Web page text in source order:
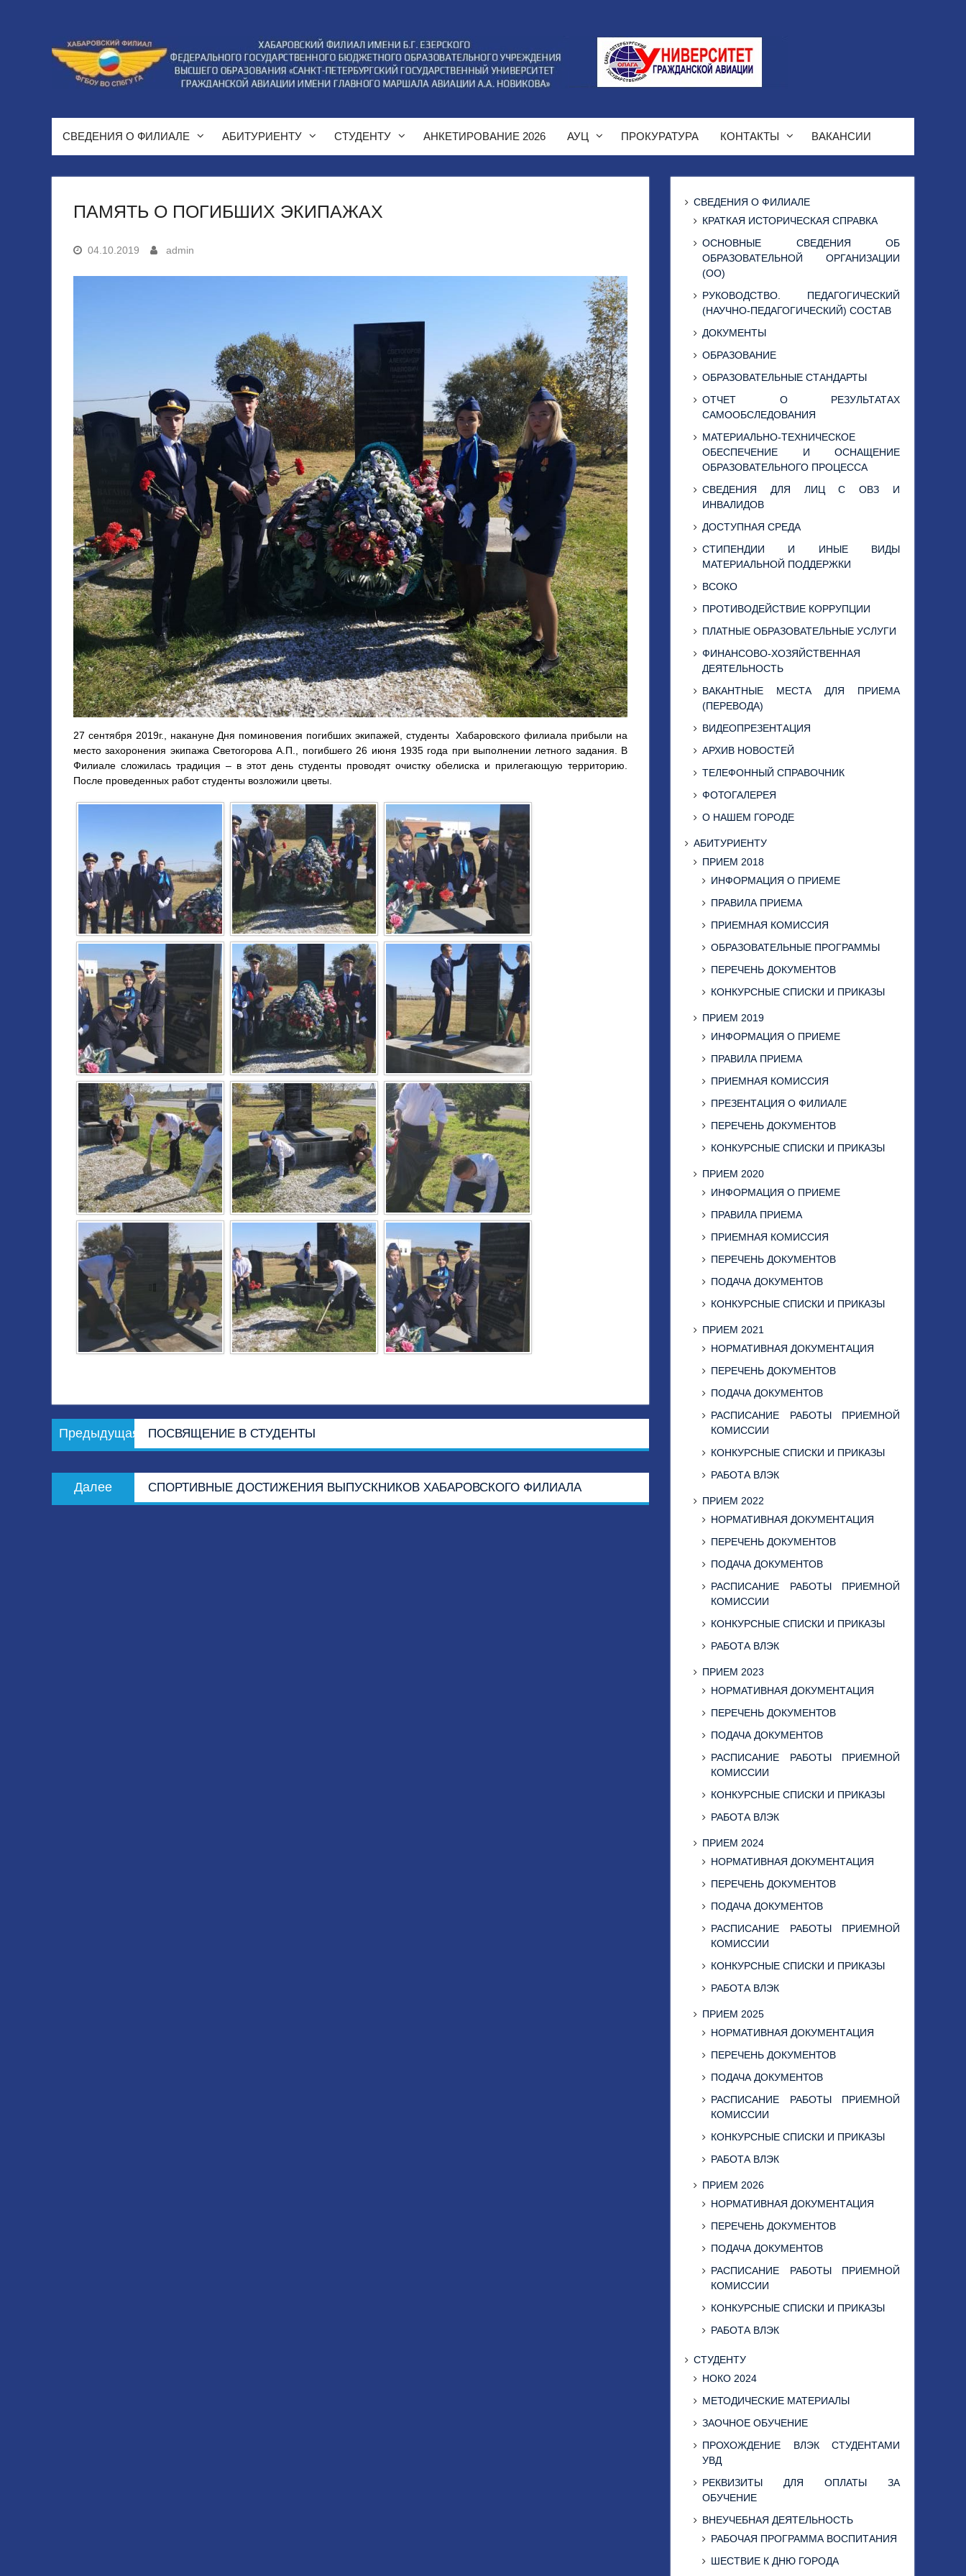
СВЕДЕНИЯ О ФИЛИАЛЕ АБИТУРИЕНТУ СТУДЕНТУ АНКЕТИРОВАНИЕ 2026 АУЦ ПРОКУРАТУРА КОНТАКТЫ ВАКАНСИИ
ПАМЯТЬ О ПОГИБШИХ ЭКИПАЖАХ
04.10.2019 admin
27 сентября 2019г., накануне Дня поминовения погибших экипажей, студенты Хабаровского филиала прибыли на
место захоронения экипажа Светогорова А.П., погибшего 26 июня 1935 года при выполнении летного задания. В
Филиале сложилась традиция – в этот день студенты проводят очистку обелиска и прилегающую территорию.
После проведенных работ студенты возложили цветы.
Навигация
по
Предыдущая
запись:
ПОСВЯЩЕНИЕ В СТУДЕНТЫ
Далее
запись:
СПОРТИВНЫЕ ДОСТИЖЕНИЯ ВЫПУСКНИКОВ ХАБАРОВСКОГО ФИЛИАЛА
СВЕДЕНИЯ О ФИЛИАЛЕ
КРАТКАЯ ИСТОРИЧЕСКАЯ СПРАВКА
ОСНОВНЫЕ СВЕДЕНИЯ ОБ
ОБРАЗОВАТЕЛЬНОЙ ОРГАНИЗАЦИИ
(ОО)
РУКОВОДСТВО. ПЕДАГОГИЧЕСКИЙ
(НАУЧНО-ПЕДАГОГИЧЕСКИЙ) СОСТАВ
ДОКУМЕНТЫ
ОБРАЗОВАНИЕ
ОБРАЗОВАТЕЛЬНЫЕ СТАНДАРТЫ
ОТЧЕТ О РЕЗУЛЬТАТАХ
САМООБСЛЕДОВАНИЯ
МАТЕРИАЛЬНО-ТЕХНИЧЕСКОЕ
ОБЕСПЕЧЕНИЕ И ОСНАЩЕНИЕ
ОБРАЗОВАТЕЛЬНОГО ПРОЦЕССА
СВЕДЕНИЯ ДЛЯ ЛИЦ С ОВЗ И
ИНВАЛИДОВ
ДОСТУПНАЯ СРЕДА
СТИПЕНДИИ И ИНЫЕ ВИДЫ
МАТЕРИАЛЬНОЙ ПОДДЕРЖКИ
ВСОКО
ПРОТИВОДЕЙСТВИЕ КОРРУПЦИИ
ПЛАТНЫЕ ОБРАЗОВАТЕЛЬНЫЕ УСЛУГИ
ФИНАНСОВО-ХОЗЯЙСТВЕННАЯ
ДЕЯТЕЛЬНОСТЬ
ВАКАНТНЫЕ МЕСТА ДЛЯ ПРИЕМА
(ПЕРЕВОДА)
ВИДЕОПРЕЗЕНТАЦИЯ
АРХИВ НОВОСТЕЙ
ТЕЛЕФОННЫЙ СПРАВОЧНИК
ФОТОГАЛЕРЕЯ
О НАШЕМ ГОРОДЕ
АБИТУРИЕНТУ
ПРИЕМ 2018
ИНФОРМАЦИЯ О ПРИЕМЕ
ПРАВИЛА ПРИЕМА
ПРИЕМНАЯ КОМИССИЯ
ОБРАЗОВАТЕЛЬНЫЕ ПРОГРАММЫ
ПЕРЕЧЕНЬ ДОКУМЕНТОВ
КОНКУРСНЫЕ СПИСКИ И ПРИКАЗЫ
ПРИЕМ 2019
ИНФОРМАЦИЯ О ПРИЕМЕ
ПРАВИЛА ПРИЕМА
ПРИЕМНАЯ КОМИССИЯ
ПРЕЗЕНТАЦИЯ О ФИЛИАЛЕ
ПЕРЕЧЕНЬ ДОКУМЕНТОВ
КОНКУРСНЫЕ СПИСКИ И ПРИКАЗЫ
ПРИЕМ 2020
ИНФОРМАЦИЯ О ПРИЕМЕ
ПРАВИЛА ПРИЕМА
ПРИЕМНАЯ КОМИССИЯ
ПЕРЕЧЕНЬ ДОКУМЕНТОВ
ПОДАЧА ДОКУМЕНТОВ
КОНКУРСНЫЕ СПИСКИ И ПРИКАЗЫ
ПРИЕМ 2021
НОРМАТИВНАЯ ДОКУМЕНТАЦИЯ
ПЕРЕЧЕНЬ ДОКУМЕНТОВ
ПОДАЧА ДОКУМЕНТОВ
РАСПИСАНИЕ РАБОТЫ ПРИЕМНОЙ
КОМИССИИ
КОНКУРСНЫЕ СПИСКИ И ПРИКАЗЫ
РАБОТА ВЛЭК
ПРИЕМ 2022
НОРМАТИВНАЯ ДОКУМЕНТАЦИЯ
ПЕРЕЧЕНЬ ДОКУМЕНТОВ
ПОДАЧА ДОКУМЕНТОВ
РАСПИСАНИЕ РАБОТЫ ПРИЕМНОЙ
КОМИССИИ
КОНКУРСНЫЕ СПИСКИ И ПРИКАЗЫ
РАБОТА ВЛЭК
ПРИЕМ 2023
НОРМАТИВНАЯ ДОКУМЕНТАЦИЯ
ПЕРЕЧЕНЬ ДОКУМЕНТОВ
ПОДАЧА ДОКУМЕНТОВ
РАСПИСАНИЕ РАБОТЫ ПРИЕМНОЙ
КОМИССИИ
КОНКУРСНЫЕ СПИСКИ И ПРИКАЗЫ
РАБОТА ВЛЭК
ПРИЕМ 2024
НОРМАТИВНАЯ ДОКУМЕНТАЦИЯ
ПЕРЕЧЕНЬ ДОКУМЕНТОВ
ПОДАЧА ДОКУМЕНТОВ
РАСПИСАНИЕ РАБОТЫ ПРИЕМНОЙ
КОМИССИИ
КОНКУРСНЫЕ СПИСКИ И ПРИКАЗЫ
РАБОТА ВЛЭК
ПРИЕМ 2025
НОРМАТИВНАЯ ДОКУМЕНТАЦИЯ
ПЕРЕЧЕНЬ ДОКУМЕНТОВ
ПОДАЧА ДОКУМЕНТОВ
РАСПИСАНИЕ РАБОТЫ ПРИЕМНОЙ
КОМИССИИ
КОНКУРСНЫЕ СПИСКИ И ПРИКАЗЫ
РАБОТА ВЛЭК
ПРИЕМ 2026
НОРМАТИВНАЯ ДОКУМЕНТАЦИЯ
ПЕРЕЧЕНЬ ДОКУМЕНТОВ
ПОДАЧА ДОКУМЕНТОВ
РАСПИСАНИЕ РАБОТЫ ПРИЕМНОЙ
КОМИССИИ
КОНКУРСНЫЕ СПИСКИ И ПРИКАЗЫ
РАБОТА ВЛЭК
СТУДЕНТУ
НОКО 2024
МЕТОДИЧЕСКИЕ МАТЕРИАЛЫ
ЗАОЧНОЕ ОБУЧЕНИЕ
ПРОХОЖДЕНИЕ ВЛЭК СТУДЕНТАМИ
УВД
РЕКВИЗИТЫ ДЛЯ ОПЛАТЫ ЗА
ОБУЧЕНИЕ
ВНЕУЧЕБНАЯ ДЕЯТЕЛЬНОСТЬ
РАБОЧАЯ ПРОГРАММА ВОСПИТАНИЯ
ШЕСТВИЕ К ДНЮ ГОРОДА